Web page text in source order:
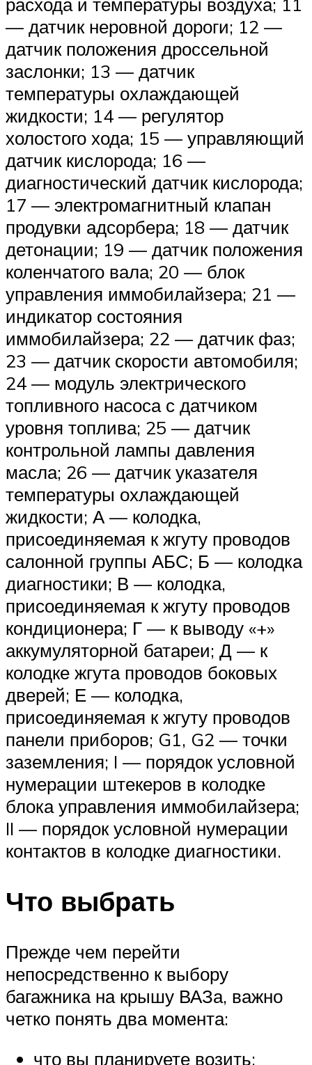
— датчик неровной дороги; 12 —
датчик положения дроссельной
заслонки; 13 — датчик
температуры охлаждающей
жидкости; 14 — регулятор
холостого хода; 15 — управляющий
датчик кислорода; 16 —
диагностический датчик кислорода;
17 — электромагнитный клапан
продувки адсорбера; 18 — датчик
детонации; 19 — датчик положения
коленчатого вала; 20 — блок
управления иммобилайзера; 21 —
индикатор состояния
иммобилайзера; 22 — датчик фаз;
23 — датчик скорости автомобиля;
24 — модуль электрического
топливного насоса с датчиком
уровня топлива; 25 — датчик
контрольной лампы давления
масла; 26 — датчик указателя
температуры охлаждающей
жидкости; А — колодка,
присоединяемая к жгуту проводов
салонной группы АБС; Б — колодка
диагностики; В — колодка,
присоединяемая к жгуту проводов
кондиционера; Г — к выводу «+»
аккумуляторной батареи; Д — к
колодке жгута проводов боковых
дверей; Е — колодка,
присоединяемая к жгуту проводов
панели приборов; G1, G2 — точки
заземления; I — порядок условной
нумерации штекеров в колодке
блока управления иммобилайзера;
II — порядок условной нумерации
контактов в колодке диагностики.
Что выбрать
Прежде чем перейти
непосредственно к выбору
багажника на крышу ВАЗа, важно
четко понять два момента:
что вы планируете возить;